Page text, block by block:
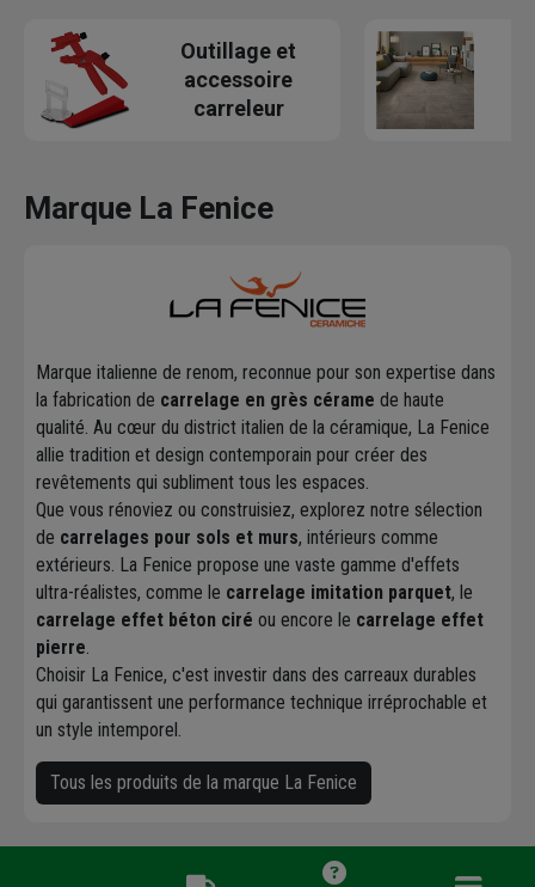
Outillage et
accessoire
carreleur
Marque La Fenice
Marque italienne de renom, reconnue pour son expertise dans
la fabrication de carrelage en grès cérame de haute
qualité. Au cœur du district italien de la céramique, La Fenice
allie tradition et design contemporain pour créer des
revêtements qui subliment tous les espaces.
Que vous rénoviez ou construisiez, explorez notre sélection
de carrelages pour sols et murs, intérieurs comme
extérieurs. La Fenice propose une vaste gamme d'effets
ultra-réalistes, comme le carrelage imitation parquet, le
carrelage effet béton ciré ou encore le carrelage effet
pierre.
Choisir La Fenice, c'est investir dans des carreaux durables
qui garantissent une performance technique irréprochable et
un style intemporel.
Tous les produits de la marque La Fenice